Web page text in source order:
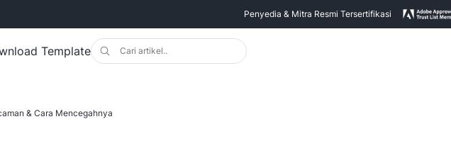
Penyedia & Mitra Resmi Tersertifikasi
Template
& Cara Mencegahnya